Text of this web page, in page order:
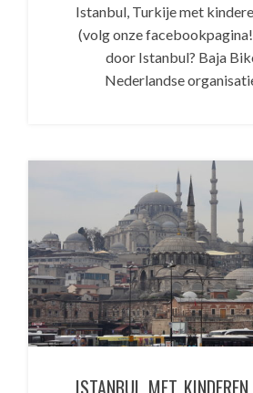
Istanbul, Turkije met
(volg onze
door Istanbul? Baja
Nederlandse
ISTANBUL MET